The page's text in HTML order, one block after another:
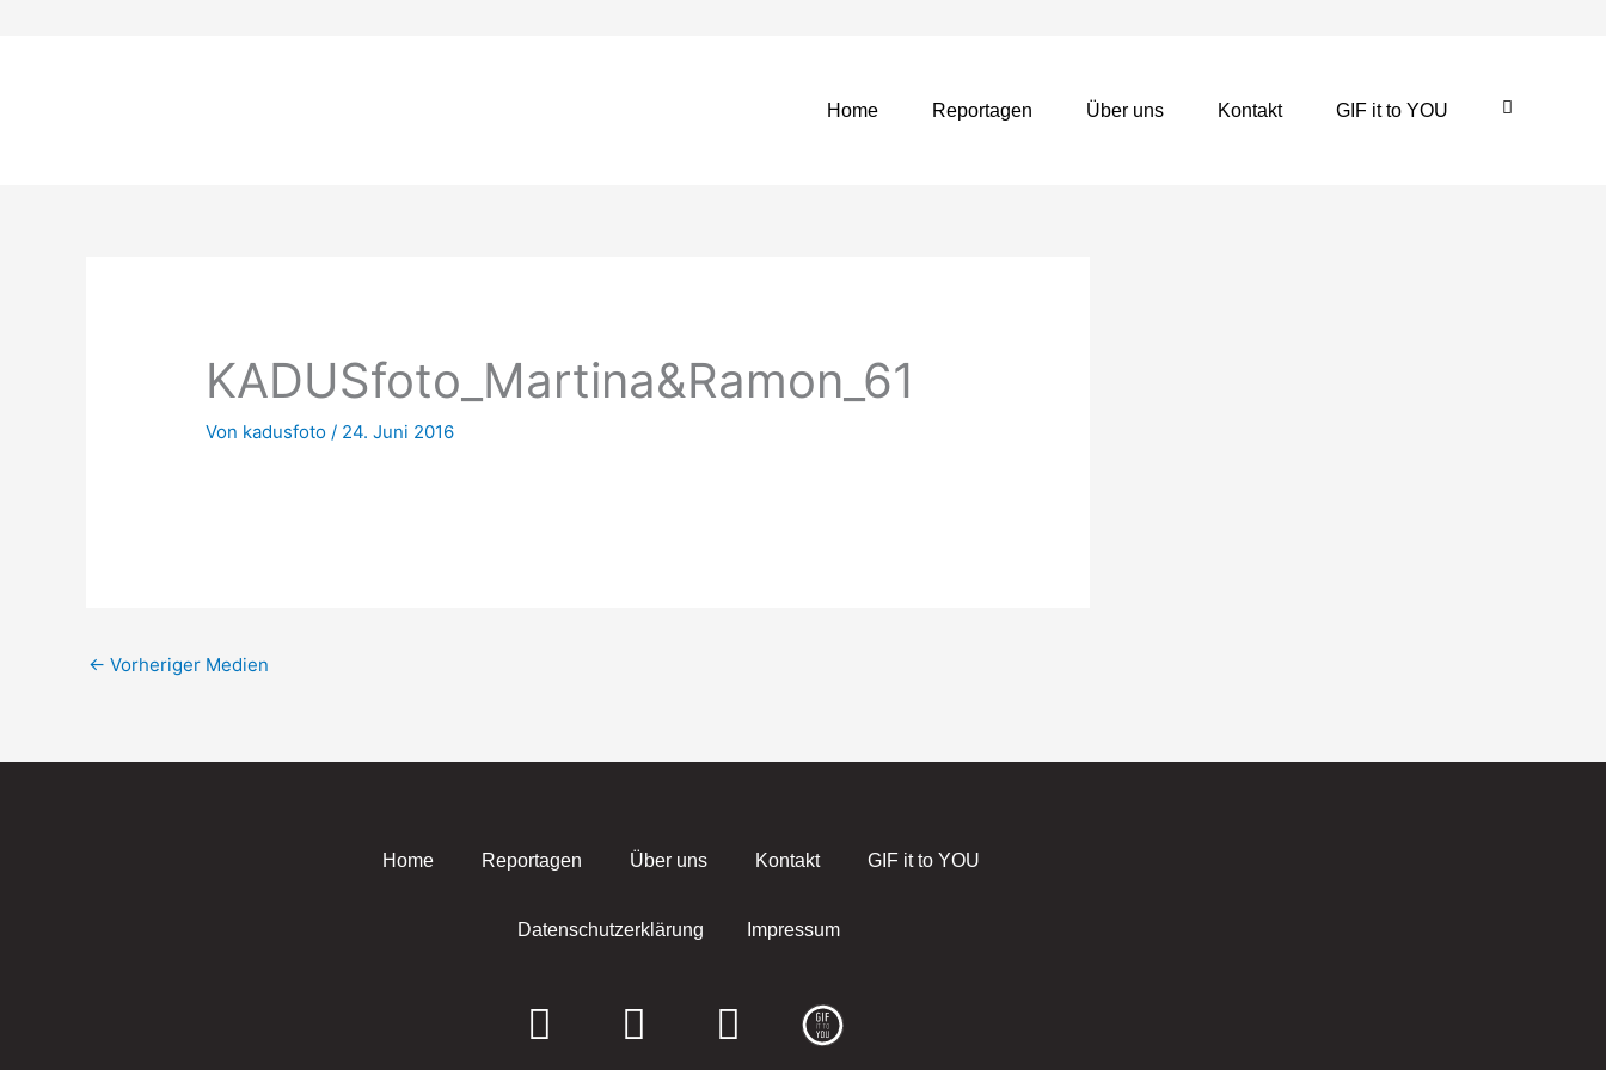
Home Reportagen Über uns Kontakt GIF it to YOU
KADUSfoto_Martina&Ramon_61
Von kadusfoto/ 24. Juni 2016
← Vorheriger Medien
Home Reportagen Über uns Kontakt GIF it to YOU
Datenschutzerklärung Impressum
F
I
E